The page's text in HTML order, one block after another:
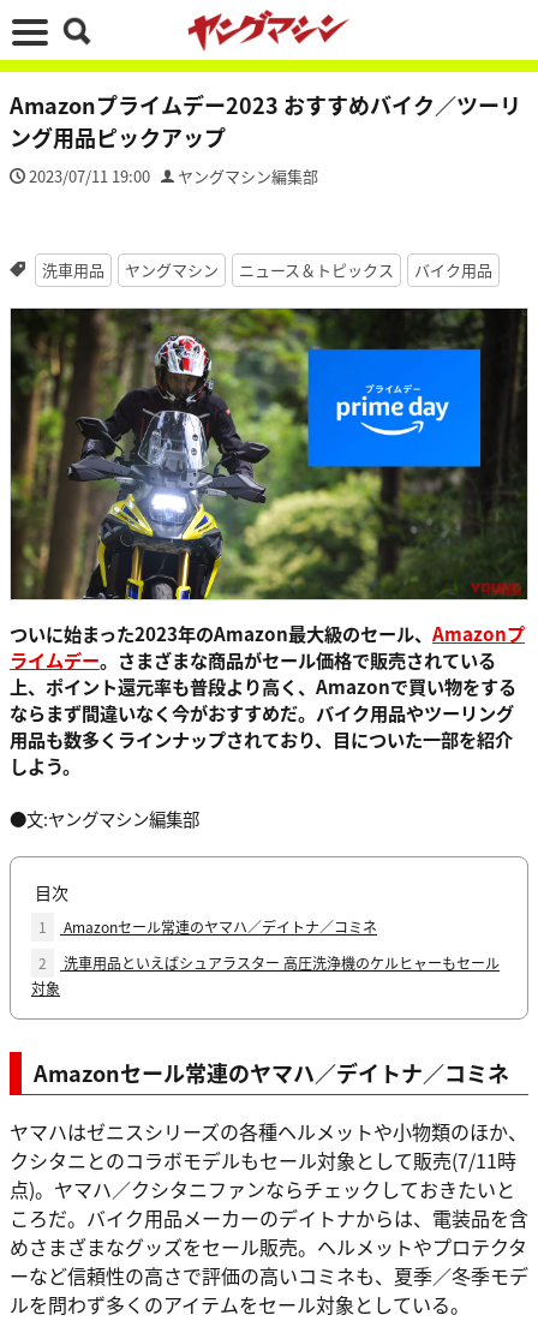
Amazonプライムデー2023 おすすめバイク／ツーリ
ング用品ピックアップ
2023/07/11 19:00 ヤングマシン編集部
洗車用品 ヤングマシン ニュース＆トピックス バイク用品
ついに始まった2023年のAmazon最大級のセール、 Amazonプ
ライムデー。さまざまな商品がセール価格で販売されている
上、ポイント還元率も普段より高く、Amazonで買い物をする
ならまず間違いなく今がおすすめだ。バイク用品やツーリング
用品も数多くラインナップされており、目についた一部を紹介
しよう。
●文:ヤングマシン編集部
目次
1
Amazonセール常連のヤマハ／デイトナ／コミネ
2
洗車用品といえばシュアラスター 高圧洗浄機のケルヒャーもセール
対象
Amazonセール常連のヤマハ／デイトナ／コミネ
ヤマハはゼニスシリーズの各種ヘルメットや小物類のほか、
クシタニとのコラボモデルもセール対象として販売(7/11時
点)。ヤマハ／クシタニファンならチェックしておきたいと
ころだ。バイク用品メーカーのデイトナからは、電装品を含
めさまざまなグッズをセール販売。ヘルメットやプロテクタ
ーなど信頼性の高さで評価の高いコミネも、夏季／冬季モデ
ルを問わず多くのアイテムをセール対象としている。